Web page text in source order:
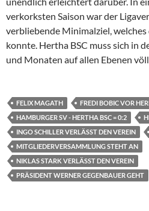
verkorksten Saison war der
verbliebende Minimalziel,
konnte. Hertha BSC muss sich in
und Monaten auf allen Ebenen
FELIX MAGATH
FREDI BOBIC VOR
HAMBURGER SV - HERTHA BSC = 0:2
INGO SCHILLER VERLÄSST DEN VEREIN
MITGLIEDERVERSAMMLUNG STEHT AN
NIKLAS STARK VERLÄSST DEN VEREIN
PRÄSIDENT WERNER GEGENBAUER GEHT